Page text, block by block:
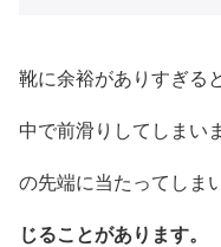
靴に余裕がありすぎる
中で前滑りしてしまい
の先端に当たってしまい
じることがあります。